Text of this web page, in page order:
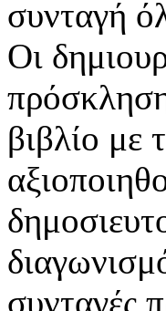
συνταγή
Οι
βιβλίο με
συνταγές